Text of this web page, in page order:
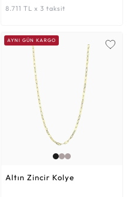
8.711 TL x 3 taksit
AYNI GÜN KARGO
Altın Zincir Kolye